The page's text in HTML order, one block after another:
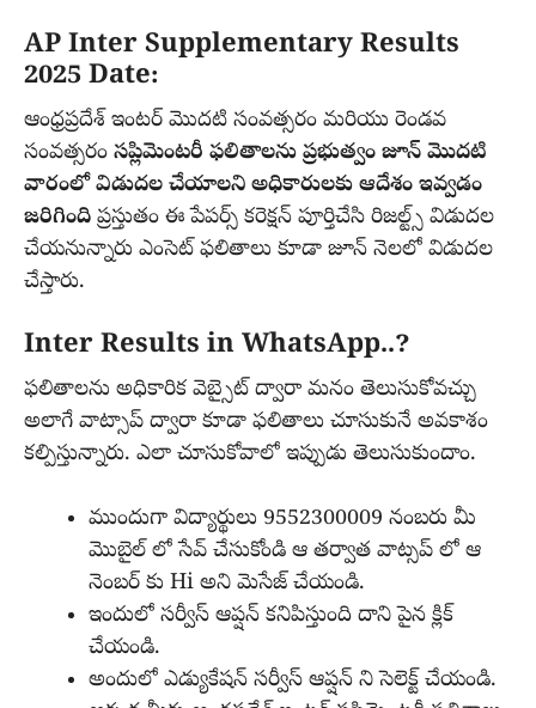
AP Inter Supplementary Results
2025 Date:
ఆంధ్రప్రదేశ్ ఇంటర్ మొదటి సంవత్సరం మరియు రెండవ
సంవత్సరం సప్లిమెంటరీ ఫలితాలను ప్రభుత్వం జూన్ మొదటి
వారంలో విడుదల చేయాలని అధికారులకు ఆదేశం ఇవ్వడం
జరిగింది ప్రస్తుతం ఈ పేపర్స్ కరెక్షన్ పూర్తిచేసి రిజల్ట్స్ విడుదల
చేయనున్నారు ఎంసెట్ ఫలితాలు కూడా జూన్ నెలలో విడుదల
చేస్తారు.
Inter Results in WhatsApp..?
ఫలితాలను అధికారిక వెబ్సైట్ ద్వారా మనం తెలుసుకోవచ్చు
అలాగే వాట్సాప్ ద్వారా కూడా ఫలితాలు చూసుకునే అవకాశం
కల్పిస్తున్నారు. ఎలా చూసుకోవాలో ఇప్పుడు తెలుసుకుందాం.
ముందుగా విద్యార్థులు 9552300009 నంబరు మీ
మొబైల్ లో సేవ్ చేసుకోండి ఆ తర్వాత వాట్సప్ లో ఆ
నెంబర్ కు Hi అని మెసేజ్ చేయండి.
ఇందులో సర్వీస్ ఆప్షన్ కనిపిస్తుంది దాని పైన క్లిక్
చేయండి.
అందులో ఎడ్యుకేషన్ సర్వీస్ ఆప్షన్ ని సెలెక్ట్ చేయండి.